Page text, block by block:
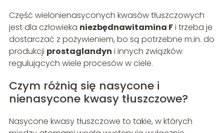
Część wielonienasyconych kwasów tłuszczowych
jest dla człowieka niezbędnawitamina Fi trzeba je
dostarczać z pożywieniem, bo są potrzebne m.in. do
produkcji prostaglandyn i innych związków
regulujących wiele procesów w ciele.
Czym różnią się nasycone i
nienasycone kwasy tłuszczowe?
Nasycone kwasy tłuszczowe to takie, w których